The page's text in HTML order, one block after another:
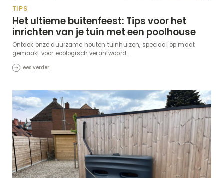
TIPS
Het ultieme buitenfeest: Tips voor het
inrichten van je tuin met een poolhouse
Ontdek onze duurzame houten tuinhuizen, speciaal op maat
gemaakt voor ecologisch verantwoord ...
Lees verder